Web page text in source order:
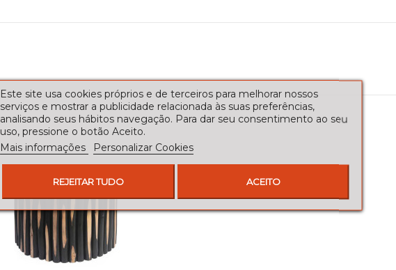
Este site usa cookies próprios e de terceiros para melhorar nossos
serviços e mostrar a publicidade relacionada às suas preferências,
analisando seus hábitos navegação. Para dar seu consentimento ao seu
uso, pressione o botão Aceito.
Mais informações
Personalizar Cookies
REJEITAR TUDO ACEITO